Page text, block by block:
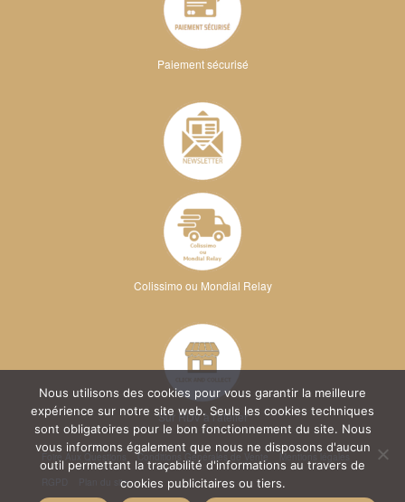
Paiement sécurisé
Colissimo ou Mondial Relay
Sur RDV à l'atelier
Conditions Générales de Vente
Mentions légales
Plan du site
Nous utilisons des cookies pour vous garantir la meilleure
expérience sur notre site web. Seuls les cookies techniques
sont obligatoires pour le bon fonctionnement du site. Nous
vous informons également que nous ne disposons d'aucun
outil permettant la traçabilité d'informations au travers de
cookies publicitaires ou tiers.